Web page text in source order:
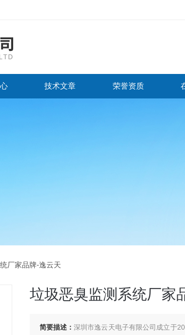
技术文章 荣誉资质
厂家品牌-逸云天
垃圾恶臭监测系统厂家
简要描述： 深圳市逸云天电子有限公司成立于